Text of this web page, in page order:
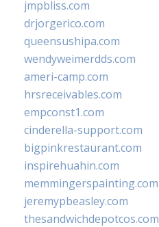
jmpbliss.com
drjorgerico.com
queensushipa.com
wendyweimerdds.com
ameri-camp.com
hrsreceivables.com
empconst1.com
cinderella-support.com
bigpinkrestaurant.com
inspirehuahin.com
memmingerspainting.com
jeremypbeasley.com
thesandwichdepotcos.com